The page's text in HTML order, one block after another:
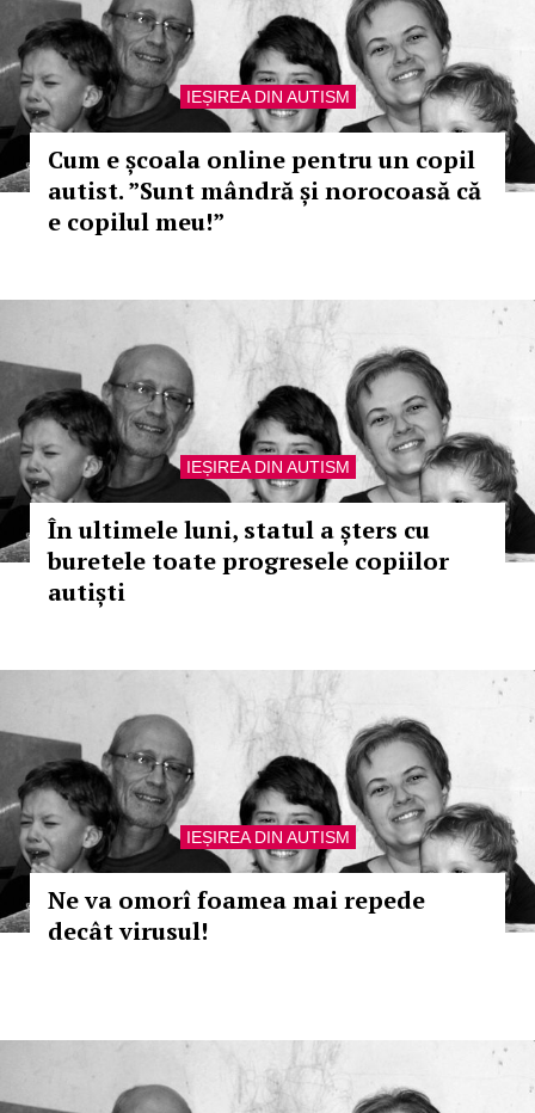
IEȘIREA DIN AUTISM
Cum e școala online pentru un copil
autist. ”Sunt mândră și norocoasă că
e copilul meu!”
IEȘIREA DIN AUTISM
În ultimele luni, statul a șters cu
buretele toate progresele copiilor
autiști
IEȘIREA DIN AUTISM
Ne va omorî foamea mai repede
decât virusul!